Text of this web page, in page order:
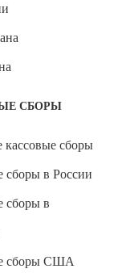
СБОРЫ
сборы
сборы в России
сборы в
сборы США